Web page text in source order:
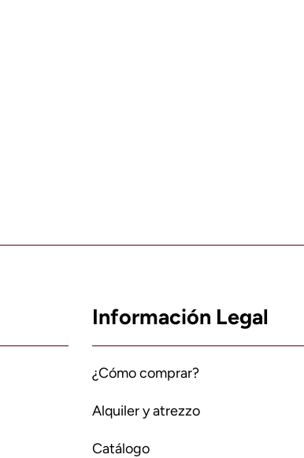
Información Legal
¿Cómo comprar?
Alquiler y atrezzo
Catálogo